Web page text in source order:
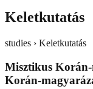
Keletkutatás
studies › Keletkutatás
Misztikus
Korán-